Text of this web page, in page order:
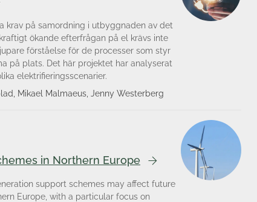
krav på samordning i utbyggnaden av det
ökande efterfrågan på el krävs inte
förståelse för de processer som styr
på plats. Det här projektet har analyserat
elektrifieringsscenarier.
Mikael Malmaeus, Jenny Westerberg
in Northern Europe
support schemes may affect future
Europe, with a particular focus on